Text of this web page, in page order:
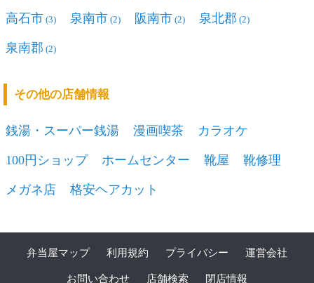
高石市 (3) 泉南市 (2) 阪南市 (2) 泉北郡 (2)
泉南郡 (2)
その他の店舗情報
銭湯・スーパー銭湯 漫画喫茶 カラオケ
100円ショップ ホームセンター 靴屋 靴修理
メガネ店 格安ヘアカット
弁当屋マップ 利用規約 プライバシー 運営会社
お問い合わせ 店舗検索 閉店情報